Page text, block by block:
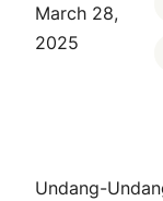
March 28,
2025
Undang-